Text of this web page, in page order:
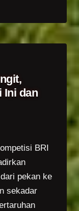
Ini dan
BRI
pekan ke
sekadar